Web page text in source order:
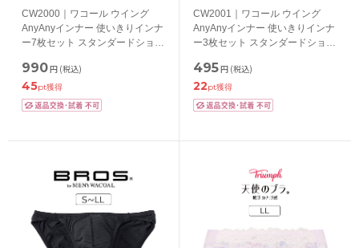
CW2000｜ワコール ウイング
AnyAnyインナー 使いきりインナ
ー7枚セット スタンダードショー
990円 (税込)
45pt獲得
CW2001｜ワコール ウイング
AnyAnyインナー 使いきりインナ
ー3枚セット スタンダードショー
495円 (税込)
22pt獲得